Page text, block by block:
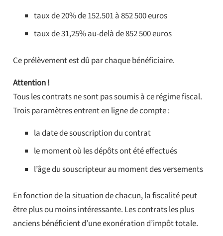
taux de 20% de 152.501 à 852 500 euros
taux de 31,25% au-delà de 852 500 euros
Ce prélèvement est dû par chaque bénéficiaire.
Attention !
Tous les contrats ne sont pas soumis à ce régime fiscal.
Trois paramètres entrent en ligne de compte :
la date de souscription du contrat
le moment où les dépôts ont été effectués
l’âge du souscripteur au moment des versements
En fonction de la situation de chacun, la fiscalité peut
être plus ou moins intéressante. Les contrats les plus
anciens bénéficient d’une exonération d’impôt totale.